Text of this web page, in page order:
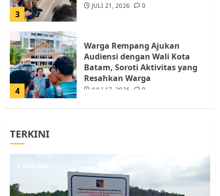
3
JULI 21, 2026 0
4
Warga Rempang Ajukan
Audiensi dengan Wali Kota
Batam, Soroti Aktivitas yang
Resahkan Warga
JULI 17, 2026 0
5
TERKINI
5 min read